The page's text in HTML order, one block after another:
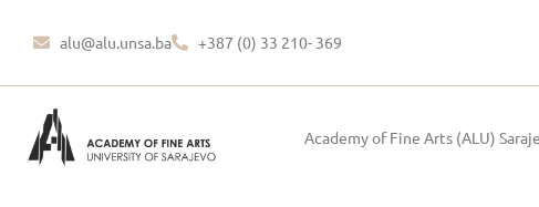
alu@alu.unsa.ba +387 (0) 33 210- 369
Academy of Fine Arts (ALU)